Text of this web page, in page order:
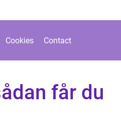
Cookies Contact
får du